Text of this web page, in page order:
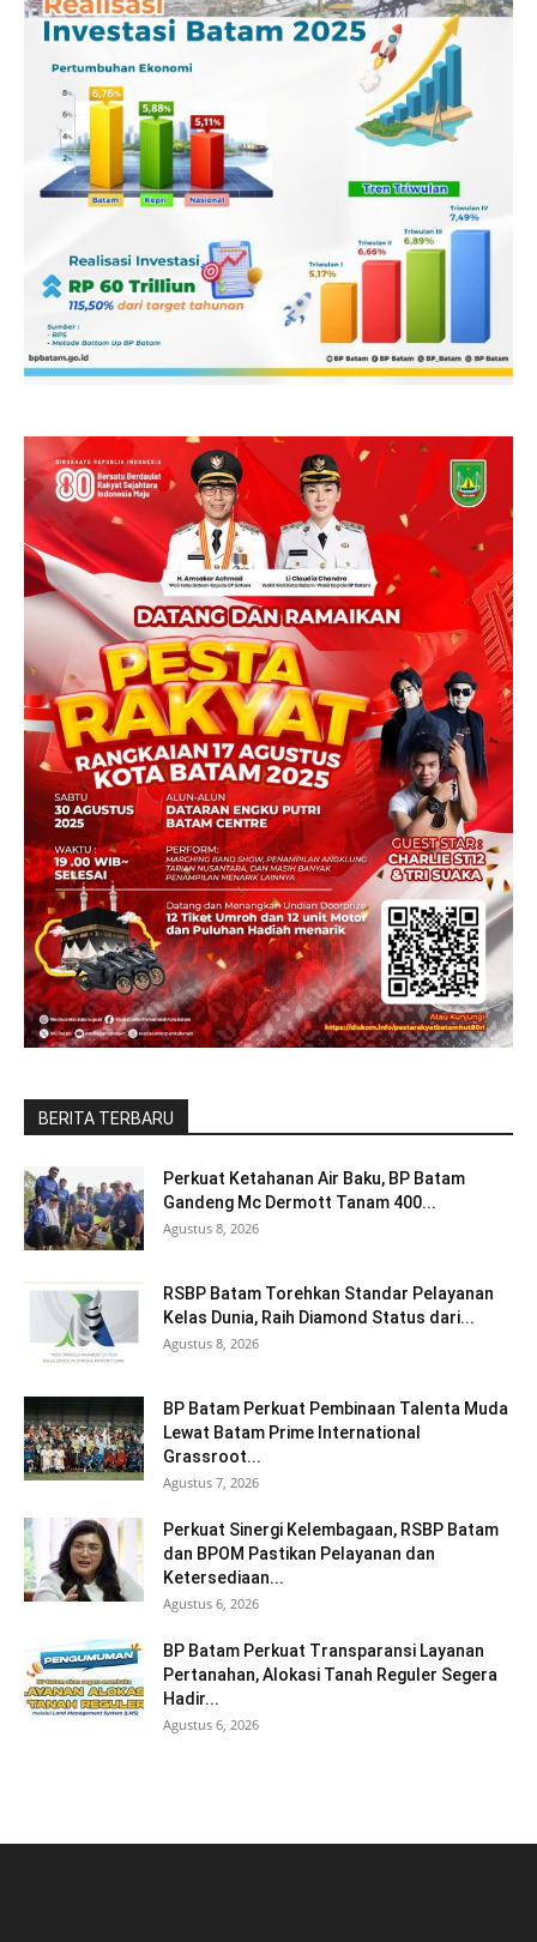
BERITA TERBARU
Perkuat Ketahanan Air Baku, BP Batam
Gandeng Mc Dermott Tanam 400...
Agustus 8, 2026
RSBP Batam Torehkan Standar Pelayanan
Kelas Dunia, Raih Diamond Status dari...
Agustus 8, 2026
BP Batam Perkuat Pembinaan Talenta Muda
Lewat Batam Prime International
Grassroot...
Agustus 7, 2026
Perkuat Sinergi Kelembagaan, RSBP Batam
dan BPOM Pastikan Pelayanan dan
Ketersediaan...
Agustus 6, 2026
BP Batam Perkuat Transparansi Layanan
Pertanahan, Alokasi Tanah Reguler Segera
Hadir...
Agustus 6, 2026